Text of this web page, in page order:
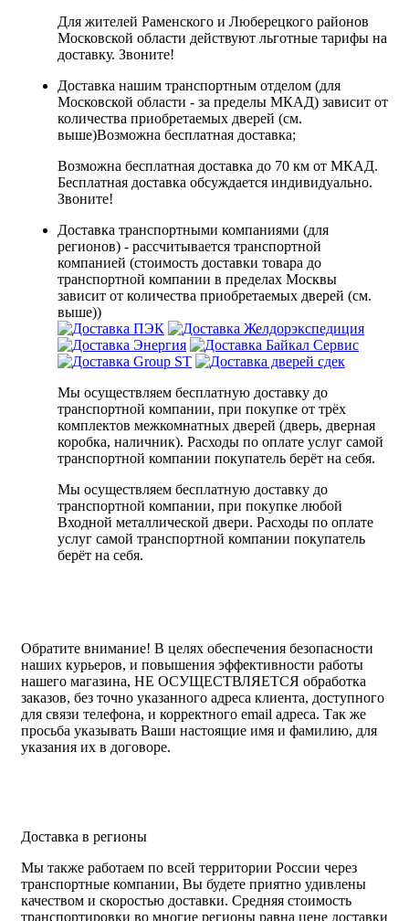
Для жителей Раменского и Люберецкого районов
Московской области действуют льготные тарифы на
доставку. Звоните!
Доставка нашим транспортным отделом (для
Московской области - за пределы МКАД) зависит от
количества приобретаемых дверей (см.
выше)Возможна бесплатная доставка;
Возможна бесплатная доставка до 70 км от МКАД.
Бесплатная доставка обсуждается индивидуально.
Звоните!
Доставка транспортными компаниями (для
регионов) - рассчитывается транспортной
компанией (стоимость доставки товара до
транспортной компании в пределах Москвы
зависит от количества приобретаемых дверей (см.
выше))
Мы осуществляем бесплатную доставку до
транспортной компании, при покупке от трёх
комплектов межкомнатных дверей (дверь, дверная
коробка, наличник). Расходы по оплате услуг самой
транспортной компании покупатель берёт на себя.
Мы осуществляем бесплатную доставку до
транспортной компании, при покупке любой
Входной металлической двери. Расходы по оплате
услуг самой транспортной компании покупатель
берёт на себя.
Обратите внимание! В целях обеспечения безопасности
наших курьеров, и повышения эффективности работы
нашего магазина, НЕ ОСУЩЕСТВЛЯЕТСЯ обработка
заказов, без точно указанного адреса клиента, доступного
для связи телефона, и корректного email адреса. Так же
просьба указывать Ваши настоящие имя и фамилию, для
указания их в договоре.
Доставка в регионы
Мы также работаем по всей территории России через
транспортные компании, Вы будете приятно удивлены
качеством и скоростью доставки. Средняя стоимость
транспортировки во многие регионы равна цене доставки